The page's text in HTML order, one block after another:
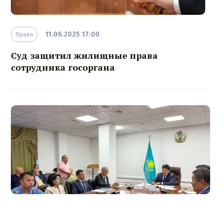
Право 11.06.2025 17:00
Суд защитил жилищные права
сотрудника госоргана